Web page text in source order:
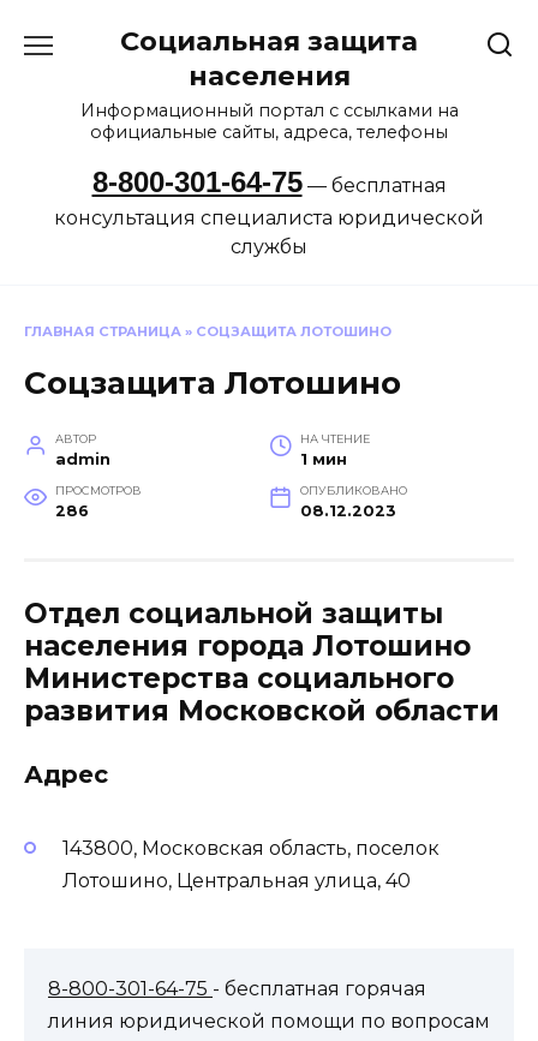
Социальная защита
населения
Информационный портал с ссылками на
официальные сайты, адреса, телефоны
8-800-301-64-75— бесплатная
консультация специалиста юридической
службы
ГЛАВНАЯ СТРАНИЦА » СОЦЗАЩИТА ЛОТОШИНО
Соцзащита Лотошино
АВТОР
admin
НА ЧТЕНИЕ
1 мин
ПРОСМОТРОВ
286
ОПУБЛИКОВАНО
08.12.2023
Отдел социальной защиты
населения города Лотошино
Министерства социального
развития Московской области
Адрес
143800, Московская область, поселок
Лотошино, Центральная улица, 40
8-800-301-64-75 - бесплатная горячая
линия юридической помощи по вопросам